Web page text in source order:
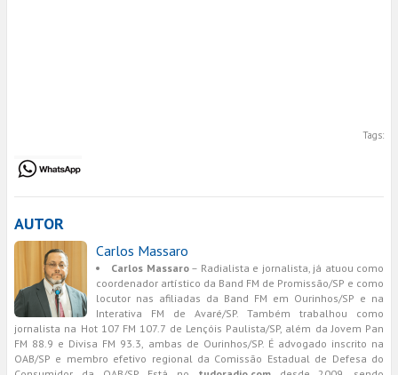
Tags:
AUTOR
Carlos Massaro
Carlos Massaro– Radialista e jornalista, já atuou como
coordenador artístico da Band FM de Promissão/SP e como
locutor nas afiliadas da Band FM em Ourinhos/SP e na
Interativa FM de Avaré/SP. Também trabalhou como
jornalista na Hot 107 FM 107.7 de Lençóis Paulista/SP, além da Jovem Pan
FM 88.9 e Divisa FM 93.3, ambas de Ourinhos/SP. É advogado inscrito na
OAB/SP e membro efetivo regional da Comissão Estadual de Defesa do